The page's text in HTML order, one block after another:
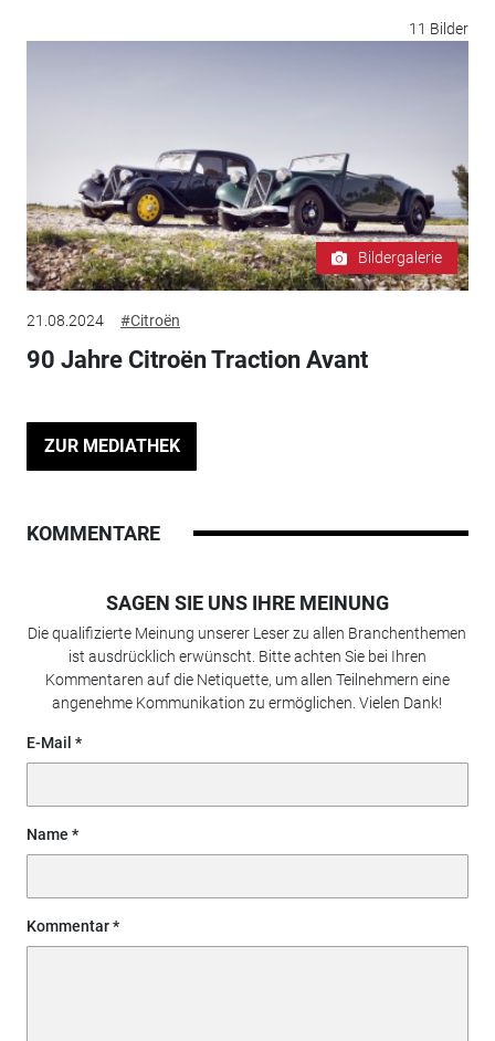
11 Bilder
Bildergalerie
21.08.2024 #Citroën
90 Jahre Citroën Traction Avant
ZUR MEDIATHEK
KOMMENTARE
SAGEN SIE UNS IHRE MEINUNG
Die qualifizierte Meinung unserer Leser zu allen Branchenthemen
ist ausdrücklich erwünscht. Bitte achten Sie bei Ihren
Kommentaren auf die Netiquette, um allen Teilnehmern eine
angenehme Kommunikation zu ermöglichen. Vielen Dank!
E-Mail
Name
Kommentar